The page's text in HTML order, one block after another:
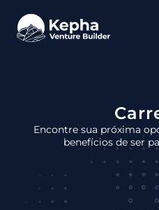
Encontre sua próxima
benefícios de ser